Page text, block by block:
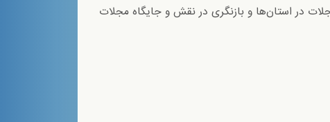
در استان‌ها و بازنگری در نقش و جایگاه مجلات